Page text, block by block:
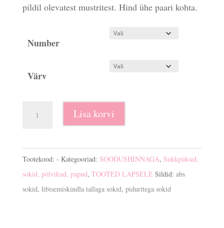
pildil olevatest mustritest. Hind ühe paari kohta.
Number
Värv
Lisa korvi
Tootekood: - Kategooriad: SOODUSHINNAGA, Sukkpüksid,
sokid, põlvikud, papud, TOOTED LAPSELE Sildid: abs
sokid, libisemiskindla tallaga sokid, piduritega sokid